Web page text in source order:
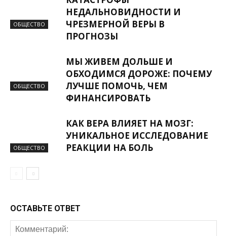
ОБЩЕСТВО
НЕДАЛЬНОВИДНОСТИ И
ЧРЕЗМЕРНОЙ ВЕРЫ В
ПРОГНОЗЫ
ОБЩЕСТВО
МЫ ЖИВЕМ ДОЛЬШЕ И
ОБХОДИМСЯ ДОРОЖЕ: ПОЧЕМУ
ЛУЧШЕ ПОМОЧЬ, ЧЕМ
ФИНАНСИРОВАТЬ
ОБЩЕСТВО
КАК ВЕРА ВЛИЯЕТ НА МОЗГ:
УНИКАЛЬНОЕ ИССЛЕДОВАНИЕ
РЕАКЦИИ НА БОЛЬ
ОСТАВЬТЕ ОТВЕТ